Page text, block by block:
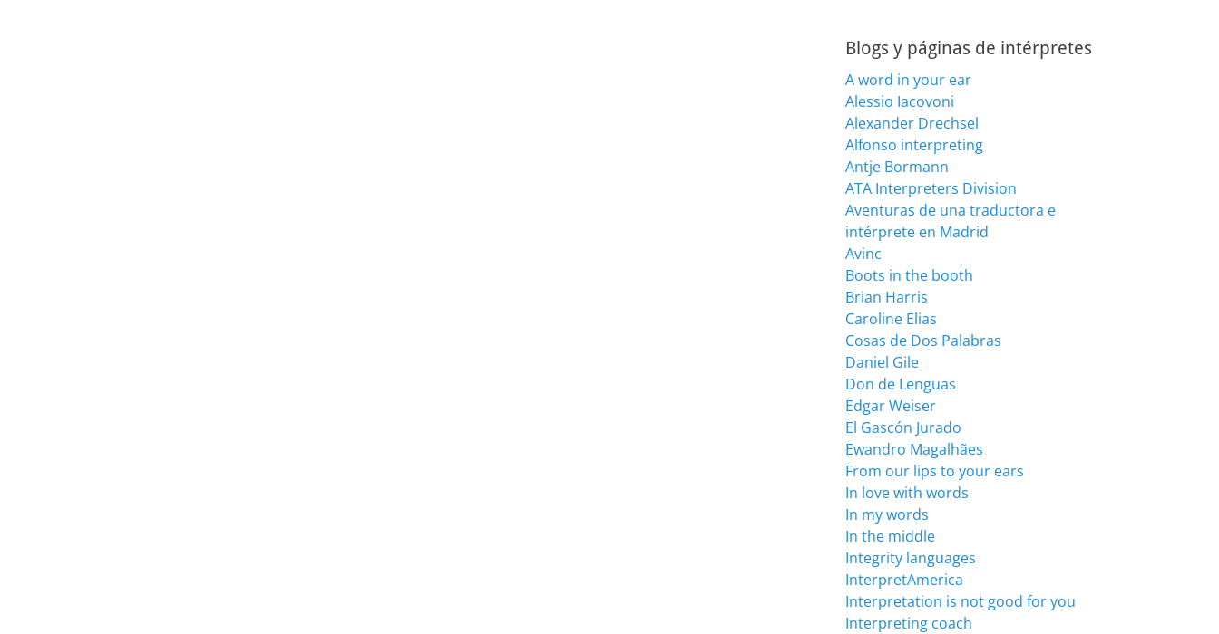
Blogs y páginas de intérpretes
A word in your ear
Alessio Iacovoni
Alexander Drechsel
Alfonso interpreting
Antje Bormann
ATA Interpreters Division
Aventuras de una traductora e
intérprete en Madrid
Avinc
Boots in the booth
Brian Harris
Caroline Elias
Cosas de Dos Palabras
Daniel Gile
Don de Lenguas
Edgar Weiser
El Gascón Jurado
Ewandro Magalhães
From our lips to your ears
In love with words
In my words
In the middle
Integrity languages
InterpretAmerica
Interpretation is not good for you
Interpreting coach